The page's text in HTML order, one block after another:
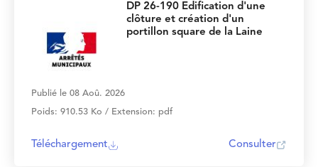
DP 26-190 Edification d'une
clôture et création d'un
portillon square de la Laine
Publié le 08 Aoû. 2026
Poids: 910.53 Ko / Extension: pdf
Téléchargement Consulter